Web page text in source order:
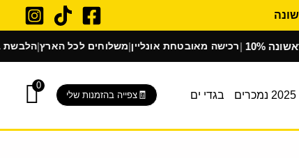
הלבשת בוטיק|משלוחים לכל הארץ|רכישה מאובטחת אונליין|
2025 נמכרים בגדי ים צפייה בהזמנות שלי
0